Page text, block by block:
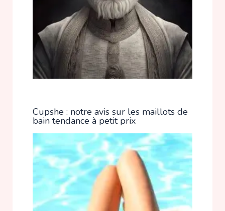
Cupshe : notre avis sur les maillots de
bain tendance à petit prix